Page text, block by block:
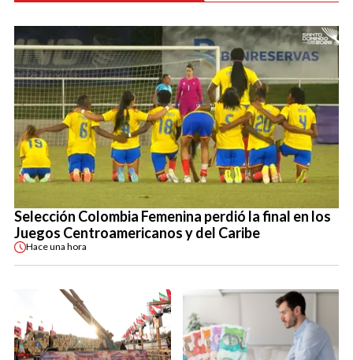
Selección Colombia Femenina perdió la final en los
Juegos Centroamericanos y del Caribe
Haceuna hora